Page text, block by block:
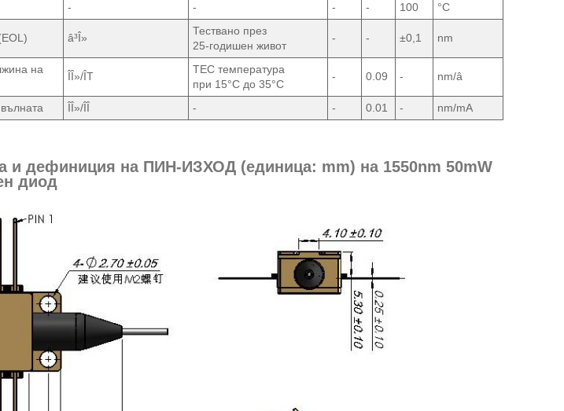
- - - - 100 °C
â³Î»
Тествано през
25-годишен живот
- - ±0,1 nm
на
ÎÎ»/ÎT
TEC температура
при 15°C до 35°C
- 0.09 - nm/â
ÎÎ»/ÎÎ - - 0.01 - nm/mA
и дефиниция на ПИН-ИЗХОД (единица: mm) на 1550nm 50mW
диод